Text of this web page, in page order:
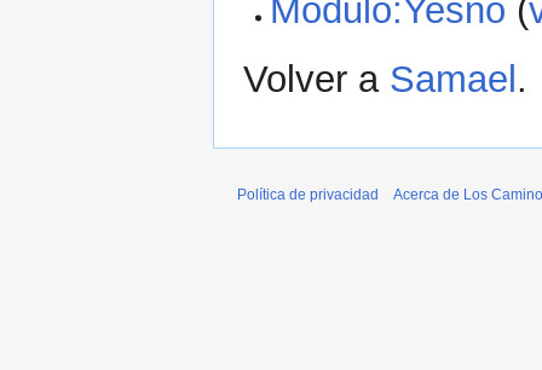
Módulo:Yesno (
Volver a Samael.
Política de privacidad Acerca de Los